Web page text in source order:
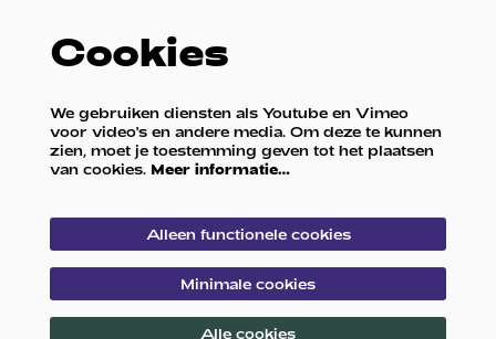
Cookies
We gebruiken diensten als Youtube en Vimeo
voor video's en andere media. Om deze te kunnen
zien, moet je toestemming geven tot het plaatsen
van cookies. Meer informatie…
Alleen functionele cookies
Minimale cookies
Alle cookies